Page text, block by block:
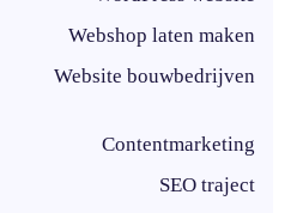
Webshop laten maken
Website bouwbedrijven
Contentmarketing
SEO traject